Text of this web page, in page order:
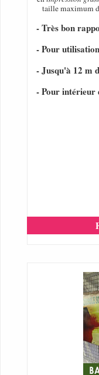
taille maximum
- Très bon
- Pour
- Jusqu'à 12 m
- Pour intérieur